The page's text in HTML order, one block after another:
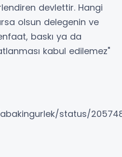
devlettir. Hangi
olsun delegenin ve
baskı ya da
kabul edilemez"
status/